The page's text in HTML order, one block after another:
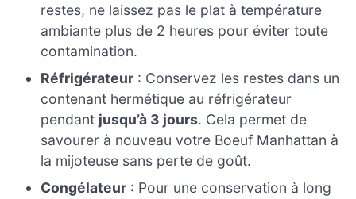
restes, ne laissez pas le plat à température
ambiante plus de 2 heures pour éviter toute
contamination.
Réfrigérateur : Conservez les restes dans un
contenant hermétique au réfrigérateur
pendant jusqu’à 3 jours. Cela permet de
savourer à nouveau votre Boeuf Manhattan à
la mijoteuse sans perte de goût.
Congélateur : Pour une conservation à long